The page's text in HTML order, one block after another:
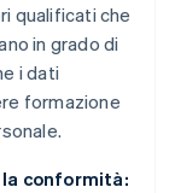
qualificati che
in grado di
i dati
formazione
conformità: